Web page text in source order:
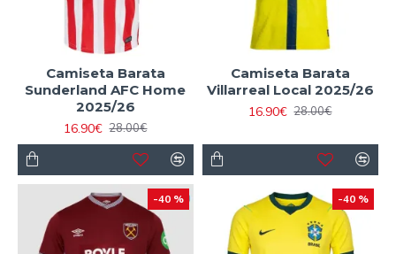
Camiseta Barata
Sunderland AFC Home
2025/26
16.90€ 28.00€
Camiseta Barata
Villarreal Local 2025/26
16.90€ 28.00€
-40 % -40 %